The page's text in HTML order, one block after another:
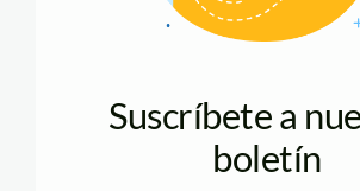
Suscríbete a
boletín